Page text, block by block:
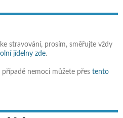
stravování, prosím, směřujte vždy
jídelny zde.
nemoci můžete přes tento